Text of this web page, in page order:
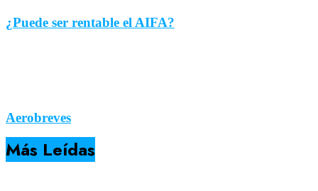
¿Puede ser rentable el AIFA?
Aerobreves
Más Leídas